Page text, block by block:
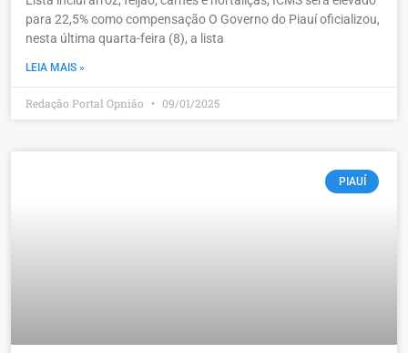
para 22,5% como compensação O Governo do Piauí oficializou,
nesta última quarta-feira (8), a lista
LEIA MAIS »
Redação Portal Opnião 09/01/2025
PIAUÍ